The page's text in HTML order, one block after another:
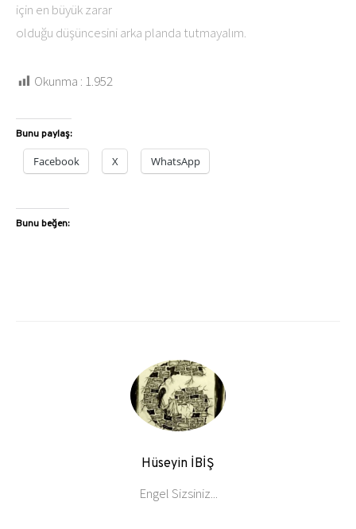
için en büyük zarar
olduğu düşüncesini arka planda tutmayalım.
Okunma : 1.952
Bunu paylaş:
Facebook X WhatsApp
Bunu beğen:
Hüseyin İBİŞ
Engel Sizsiniz...